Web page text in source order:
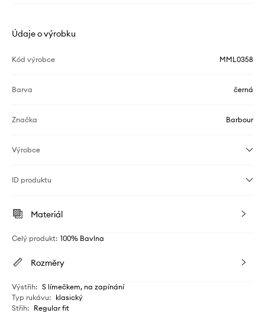
Údaje o výrobku
Kód výrobce MML0358
Barva černá
Značka Barbour
Výrobce
ID produktu
Materiál
Celý produkt: 100% Bavlna
Rozměry
Výstřih: S límečkem, na zapínání
Typ rukávu: klasický
Střih: Regular fit